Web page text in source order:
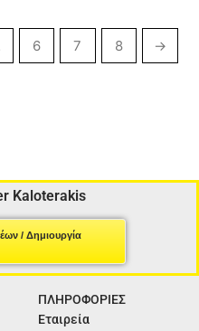
6 7 8 →
Kaloterakis
/ Δημιουργία
ΠΛΗΡΟΦΟΡΙΕΣ
Εταιρεία